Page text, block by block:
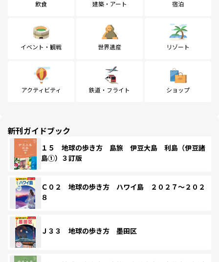
飲食 建築・アート 宿泊
イベント・観戦 世界遺産 リゾート
アクティビティ 鉄道・フライト ショップ
新刊ガイドブック
１５ 地球の歩き方 島旅 伊豆大島 利島（伊豆諸
島①）３訂版
Ｃ０２ 地球の歩き方 ハワイ島 ２０２７～２０２
８
Ｊ３３ 地球の歩き方 墨田区